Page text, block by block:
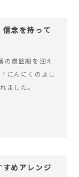
念を持って
の最盛期を迎え
にんにくのよし
ました。
めアレンジ